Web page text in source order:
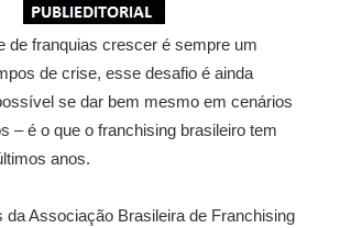
de franquias crescer é sempre um
de crise, esse desafio é ainda
se dar bem mesmo em cenários
– é o que o franchising brasileiro tem
anos.
da Associação Brasileira de Franchising